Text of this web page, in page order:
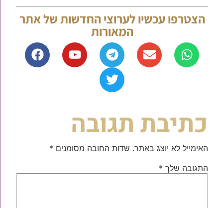
הצטרפו עכשיו לערוצי החדשות של אתר
המאורות
כתיבת תגובה
האימייל לא יוצג באתר. שדות החובה מסומנים *
התגובה שלך *